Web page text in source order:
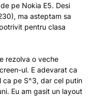
pe Nokia E5. Desi
ma asteptam sa
pentru clasa
rezolva o veche
ul. E adevarat ca
ca pe S^3, dar cel putin
Eu am gasit un layout